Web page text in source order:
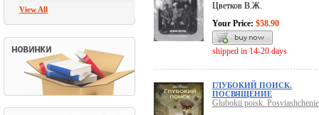
View All
Цветков В.Ж.
Your Price: $58.90
shipped in 14-20 days
ГЛУБОКИЙ ПОИСК.
ПОСВЯЩЕНИЕ
Glubokii poisk. Posviashchenie